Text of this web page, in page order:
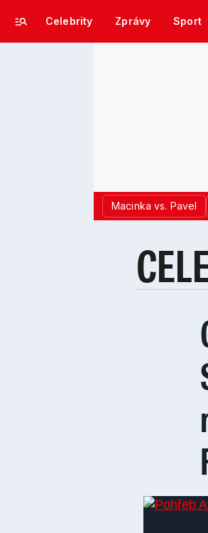
Celebrity Zprávy Sport
Macinka vs. Pavel